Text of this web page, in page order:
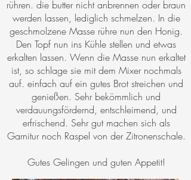
rühren. die butter nicht anbrennen oder braun
werden lassen, lediglich schmelzen. In die
geschmolzene Masse rühre nun den Honig.
Den Topf nun ins Kühle stellen und etwas
erkalten lassen. Wenn die Masse nun erkaltet
ist, so schlage sie mit dem Mixer nochmals
auf. einfach auf ein gutes Brot streichen und
genießen. Sehr bekömmlich und
verdauungsfördernd, entschleimend, und
erfrischend. Sehr gut machen sich als
Garnitur noch Raspel von der Zitronenschale.
Gutes Gelingen und guten Appetit!